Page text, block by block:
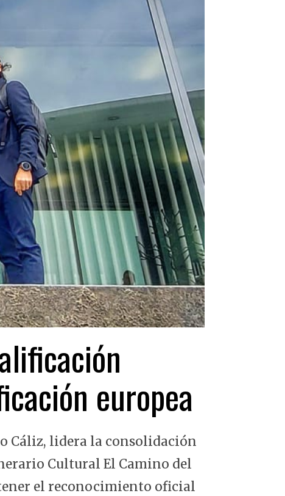
europea
Cáliz, lidera la consolidación
Cultural El Camino del
el reconocimiento oficial